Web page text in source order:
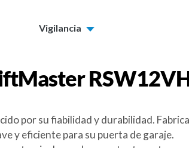
Vigilancia
por su fiabilidad y durabilidad.
y eficiente para su puerta de garaje.